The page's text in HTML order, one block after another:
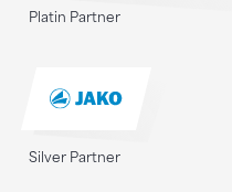
Platin Partner
Silver Partner